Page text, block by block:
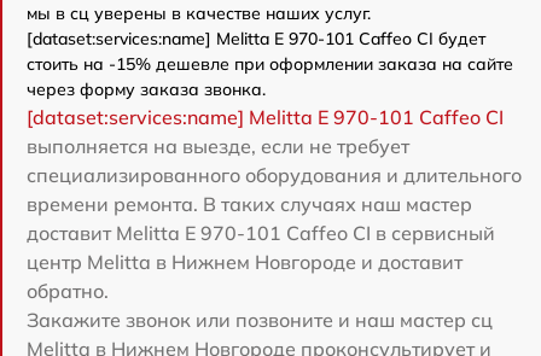
мы в сц уверены в качестве наших услуг.
[dataset:services:name] Melitta Е 970-101 Caffeo CI будет
стоить на -15% дешевле при оформлении заказа на сайте
через форму заказа звонка.
[dataset:services:name] Melitta Е 970-101 Caffeo CI
выполняется на выезде, если не требует
специализированного оборудования и длительного
времени ремонта. В таких случаях наш мастер
доставит Melitta Е 970-101 Caffeo CI в сервисный
центр Melitta в Нижнем Новгороде и доставит
обратно.
Закажите звонок или позвоните и наш мастер сц
Melitta в Нижнем Новгороде проконсультирует и